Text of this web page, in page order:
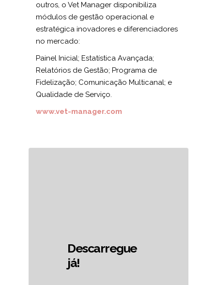
outros, o Vet Manager disponibiliza
módulos de gestão operacional e
estratégica inovadores e diferenciadores
no mercado:
Painel Inicial; Estatística Avançada;
Relatórios de Gestão; Programa de
Fidelização; Comunicação Multicanal; e
Qualidade de Serviço.
www.vet-manager.com
Descarregue
já!